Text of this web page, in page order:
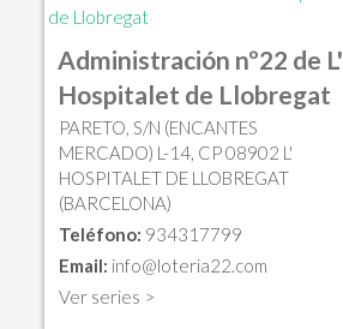
Administración nº22 de L'
Hospitalet de Llobregat
PARETO, S/N (ENCANTES
MERCADO) L-14, CP 08902 L'
HOSPITALET DE LLOBREGAT
(BARCELONA)
Teléfono: 934317799
Email: info@loteria22.com
Ver series >